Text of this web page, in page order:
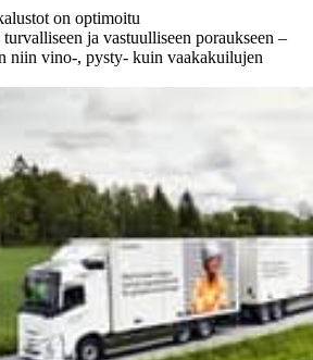
on optimoitu
ja vastuulliseen poraukseen –
niin vino-, pysty- kuin vaakakuilujen